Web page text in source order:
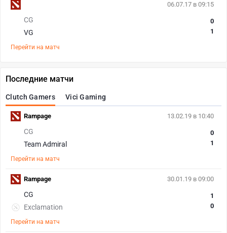
06.07.17 в 09:15
CG
VG
0
1
Перейти на матч
Последние матчи
Clutch Gamers Vici Gaming
13.02.19 в 10:40
CG
Team Admiral
0
1
Перейти на матч
Rampage
30.01.19 в 09:00
CG
Exclamation
1
0
Перейти на матч
Rampage